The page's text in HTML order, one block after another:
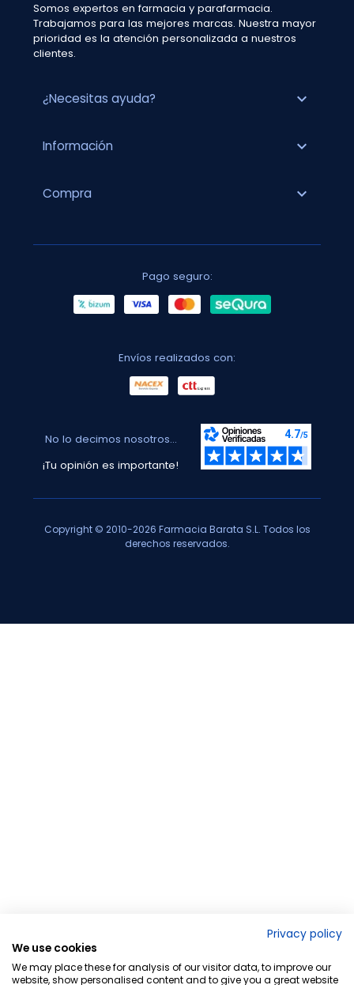
Somos expertos en farmacia y parafarmacia.
Trabajamos para las mejores marcas. Nuestra mayor
prioridad es la atención personalizada a nuestros
clientes.
¿Necesitas ayuda? expand_more
Información expand_more
Compra expand_more
Pago seguro:
Envíos realizados con:
No lo decimos nosotros...
¡Tu opinión es importante!
Copyright © 2010-2026 Farmacia Barata S.L. Todos los
derechos reservados.
Privacy policy
We use cookies
We may place these for analysis of our visitor data, to improve our
website, show personalised content and to give you a great website